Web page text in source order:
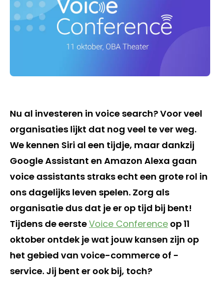
Nu al investeren in voice search? Voor veel
organisaties lijkt dat nog veel te ver weg.
We kennen Siri al een tijdje, maar dankzij
Google Assistant en Amazon Alexa gaan
voice assistants straks echt een grote rol in
ons dagelijks leven spelen. Zorg als
organisatie dus dat je er op tijd bij bent!
Tijdens de eersteVoice Conference op 11
oktober ontdek je wat jouw kansen zijn op
het gebied van voice-commerce of -
service. Jij bent er ook bij, toch?